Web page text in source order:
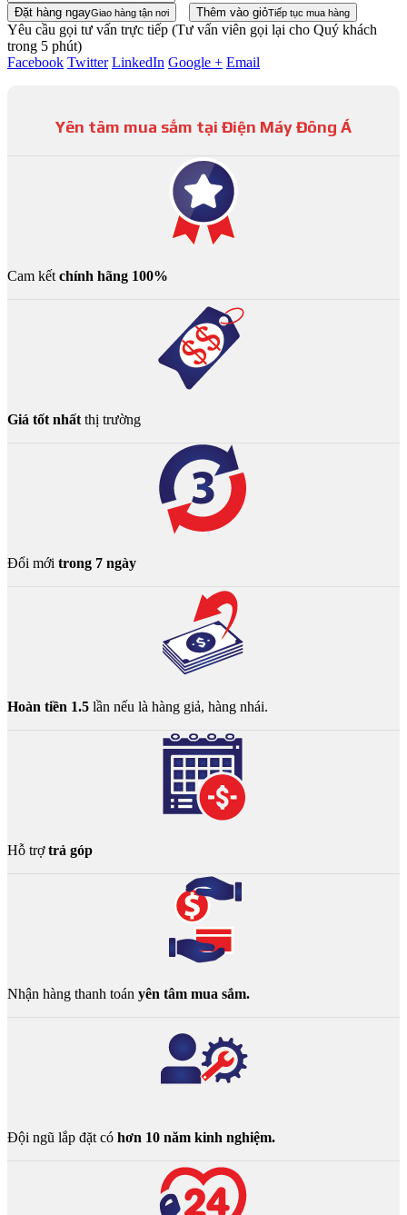
Đặt hàng ngayGiao hàng tận nơi Thêm vào giỏTiếp tục mua hàng
Yêu cầu gọi tư vấn trực tiếp (Tư vấn viên gọi lại cho Quý khách
trong 5 phút)
Facebook Twitter LinkedIn Google + Email
Yên tâm mua sắm tại Điện Máy Đông Á
Cam kết chính hãng 100%
Giá tốt nhất thị trường
Đổi mới trong 7 ngày
Hoàn tiền 1.5 lần nếu là hàng giả, hàng nhái.
Hỗ trợtrả góp
Nhận hàng thanh toán yên tâm mua sắm.
Đội ngũ lắp đặt có hơn 10 năm kinh nghiệm.